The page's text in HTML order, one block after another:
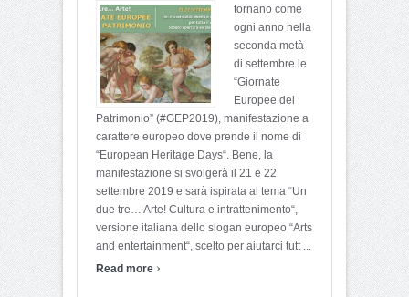
tornano come
ogni anno nella
seconda metà
di settembre le
“Giornate
Europee del
Patrimonio” (#GEP2019), manifestazione a
carattere europeo dove prende il nome di
“European Heritage Days“. Bene, la
manifestazione si svolgerà il 21 e 22
settembre 2019 e sarà ispirata al tema “Un
due tre… Arte! Cultura e intrattenimento“,
versione italiana dello slogan europeo “Arts
and entertainment“, scelto per aiutarci tutt ...
Read more ›